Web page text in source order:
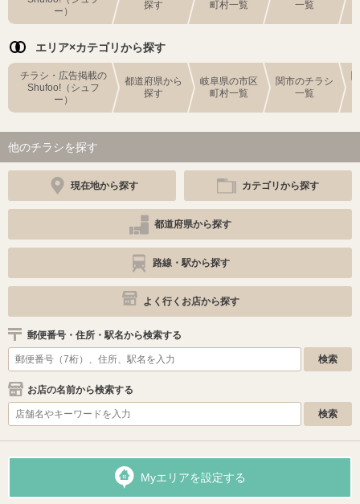
ー）
探す
町村一覧
一覧
エリア×カテゴリから探す
チラシ・広告掲載の
Shufoo!（シュフ
ー）
都道府県から
探す
岐阜県の市区
町村一覧
関市のチラシ
一覧
他のチラシを探す
現在地から探す カテゴリから探す
都道府県から探す
路線・駅から探す
よく行くお店から探す
郵便番号・住所・駅名から検索する
お店の名前から検索する
Myエリアを設定する